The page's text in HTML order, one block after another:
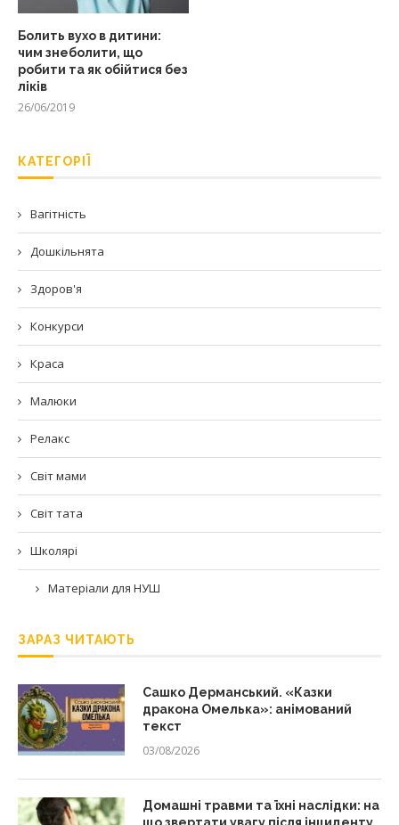
Болить вухо в дитини:
чим знеболити, що
робити та як обійтися без
ліків
26/06/2019
КАТЕГОРІЇ
Вагітність
Дошкільнята
Здоров'я
Конкурси
Краса
Малюки
Релакс
Світ мами
Світ тата
Школярі
Матеріали для НУШ
ЗАРАЗ ЧИТАЮТЬ
Сашко Дерманський. «Казки
дракона Омелька»: анімований
текст
03/08/2026
Домашні травми та їхні наслідки: на